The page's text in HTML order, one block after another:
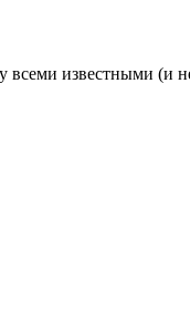
всеми известными (и